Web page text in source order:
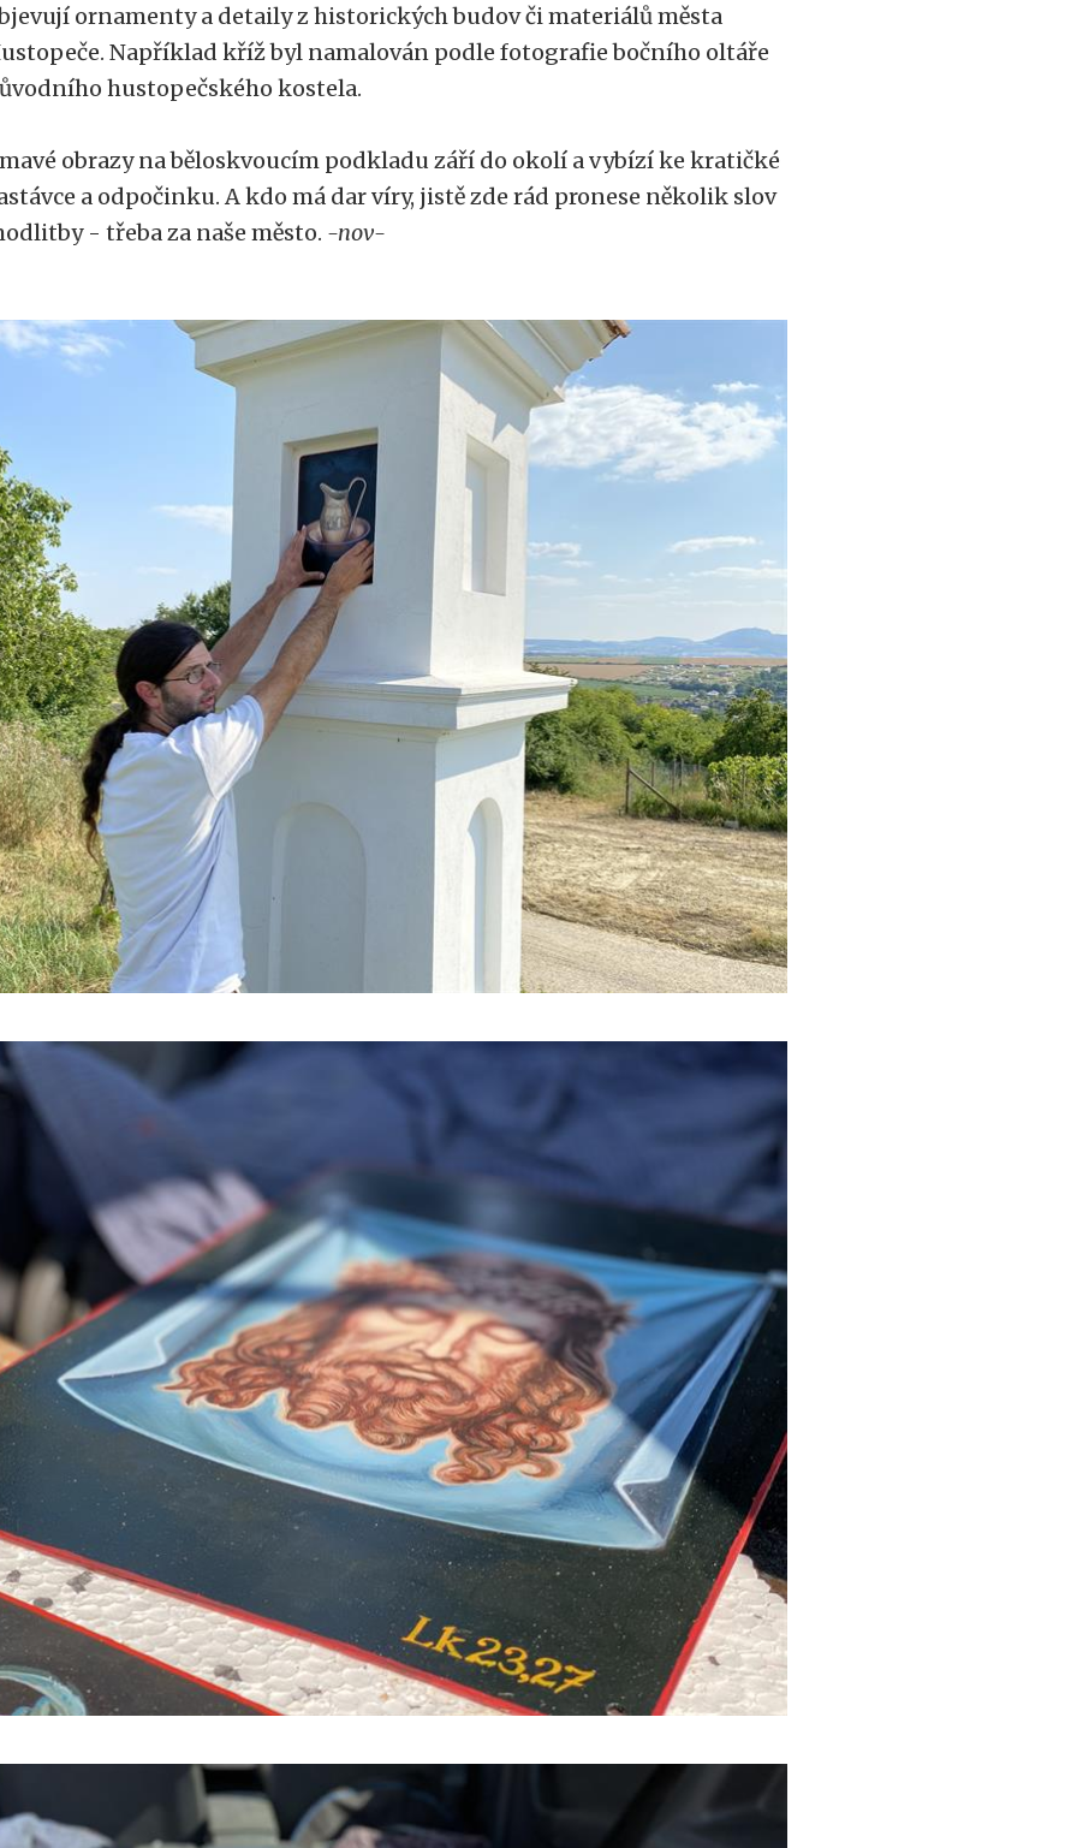
ornamenty a detaily z historických budov či materiálů města
Například kříž byl namalován podle fotografie bočního oltáře
hustopečského kostela.
obrazy na běloskvoucím podkladu září do okolí a vybízí ke kratičké
a odpočinku. A kdo má dar víry, jistě zde rád pronese několik slov
- třeba za naše město. -nov-